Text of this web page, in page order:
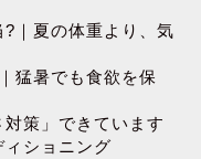
?｜夏の体重より、気
猛暑でも食欲を保
策」できています
ショニング